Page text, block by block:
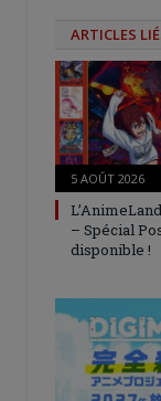
ARTICLES
5 AOÛT 2026
– Spécial
disponible !